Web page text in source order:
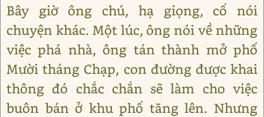
Bây giờ ông chú, hạ giọng, cố nói
chuyện khác. Một lúc, ông nói về những
việc phá nhà, ông tán thành mở phố
Mười tháng Chạp, con đường được khai
thông đó chắc chắn sẽ làm cho việc
buôn bán ở khu phố tăng lên. Nhưng